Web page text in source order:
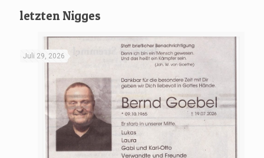
letzten Nigges
Juli 29, 2026